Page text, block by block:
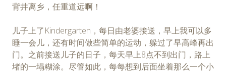
背井离乡，任重道远啊！
儿子上了Kindergarten，每日由老婆接送，早上我可以多
睡一会儿，还有时间做些简单的运动，躲过了早高峰再出
门。之前接送儿子的日子，每天早上8点不到出门，路上
堵的一塌糊涂。尽管如此，每每想到后面坐着那么一个小